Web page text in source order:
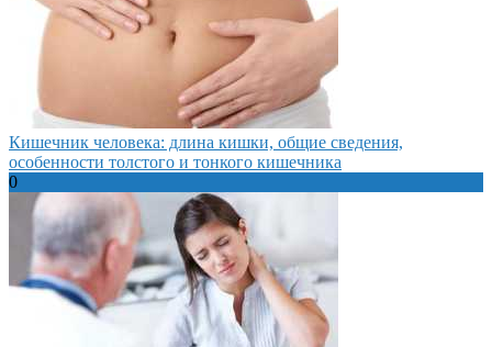
Кишечник человека: длина кишки, общие сведения,
особенности толстого и тонкого кишечника
0